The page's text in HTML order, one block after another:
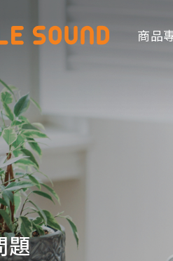
商品分類查詢
請選擇商品分類
商品
題